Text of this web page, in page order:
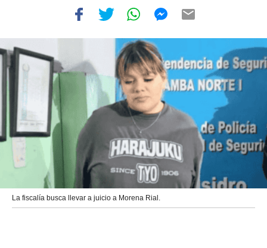
La fiscalía busca llevar a juicio a Morena Rial.